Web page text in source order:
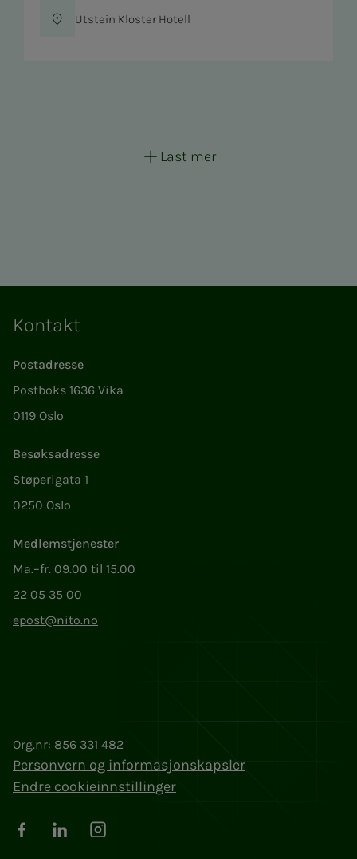
Sted
Utstein Kloster Hotell
Last mer
Kontakt
Postadresse
Postboks 1636 Vika
0119 Oslo
Besøksadresse
Støperigata 1
0250 Oslo
Medlemstjenester
Ma.–fr. 09.00 til 15.00
22 05 35 00
epost@nito.no
Org.nr: 856 331 482
Personvern og informasjonskapsler
Endre cookieinnstillinger
FacebookLinkedInInstagram